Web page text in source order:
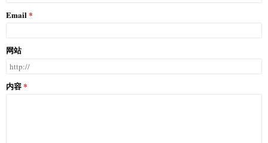
Email
网站
内容